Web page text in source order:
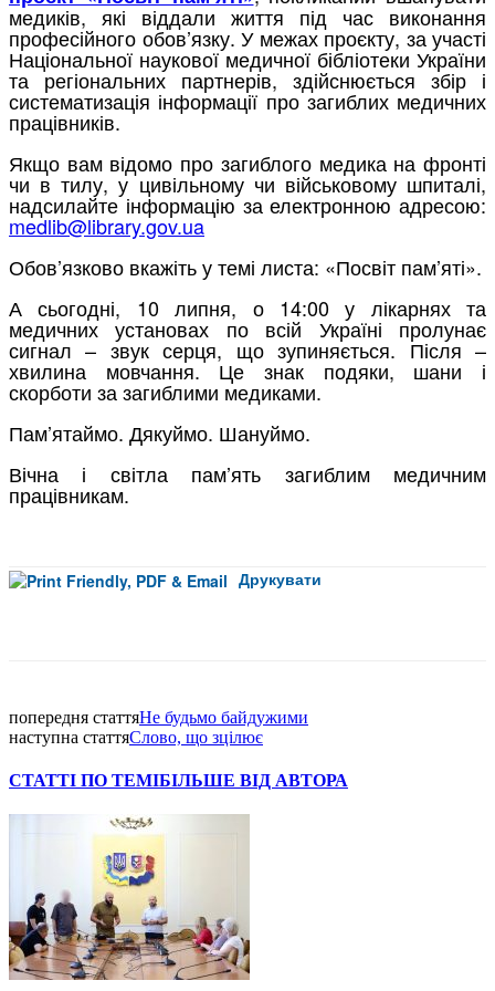
медиків, які віддали життя під час виконання
професійного обов’язку. У межах проєкту, за участі
Національної наукової медичної бібліотеки України
та регіональних партнерів, здійснюється збір і
систематизація інформації про загиблих медичних
працівників.
Якщо вам відомо про загиблого медика на фронті
чи в тилу, у цивільному чи військовому шпиталі,
надсилайте інформацію за електронною адресою:
medlib@library.gov.ua
Обов’язково вкажіть у темі листа: «Посвіт пам’яті».
А сьогодні, 10 липня, о 14:00 у лікарнях та
медичних установах по всій Україні пролунає
сигнал – звук серця, що зупиняється. Після –
хвилина мовчання. Це знак подяки, шани і
скорботи за загиблими медиками.
Пам’ятаймо. Дякуймо. Шануймо.
Вічна і світла пам’ять загиблим медичним
працівникам.
Друкувати
попередня статтяНе будьмо байдужими
наступна статтяСлово, що зцілює
СТАТТІ ПО ТЕМІБІЛЬШЕ ВІД АВТОРА